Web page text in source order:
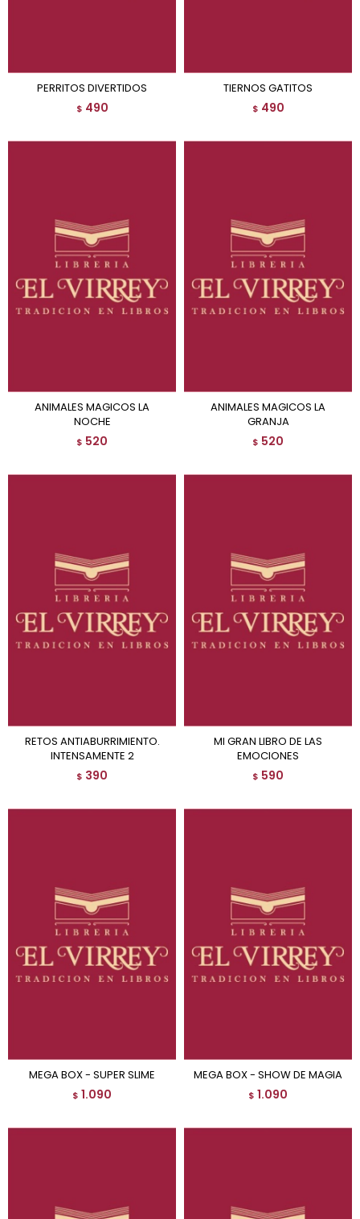
PERRITOS DIVERTIDOS
$ 490
TIERNOS GATITOS
$ 490
ANIMALES MAGICOS LA
NOCHE
$ 520
ANIMALES MAGICOS LA
GRANJA
$ 520
RETOS ANTIABURRIMIENTO.
INTENSAMENTE 2
$ 390
MI GRAN LIBRO DE LAS
EMOCIONES
$ 590
MEGA BOX - SUPER SLIME
$ 1.090
MEGA BOX - SHOW DE MAGIA
$ 1.090